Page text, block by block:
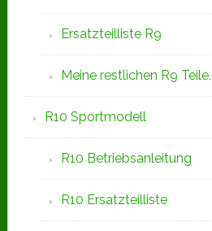
Ersatzteilliste R9
Meine restlichen R9 Teile.
R10 Sportmodell
R10 Betriebsanleitung
R10 Ersatzteilliste